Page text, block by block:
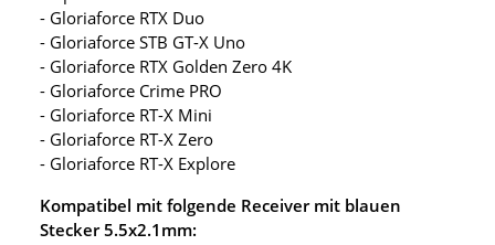
- Gloriaforce RTX Duo
- Gloriaforce STB GT-X Uno
- Gloriaforce RTX Golden Zero 4K
- Gloriaforce Crime PRO
- Gloriaforce RT-X Mini
- Gloriaforce RT-X Zero
- Gloriaforce RT-X Explore
Kompatibel mit folgende Receiver mit blauen
Stecker 5.5x2.1mm: